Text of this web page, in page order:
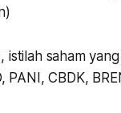
saham
CBDK,